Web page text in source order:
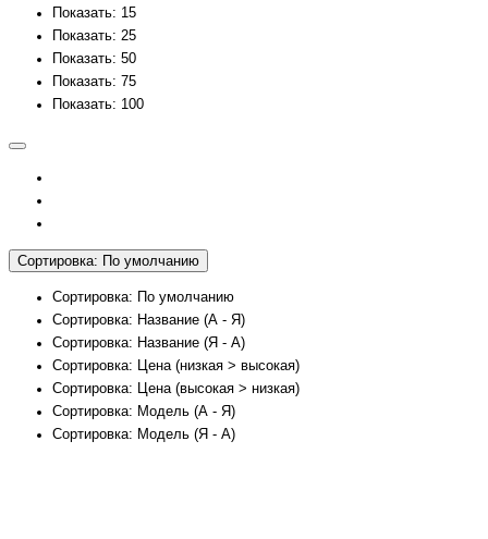
Показать: 15
Показать: 25
Показать: 50
Показать: 75
Показать: 100
Сортировка: По умолчанию
Сортировка: По умолчанию
Сортировка: Название (А - Я)
Сортировка: Название (Я - А)
Сортировка: Цена (низкая > высокая)
Сортировка: Цена (высокая > низкая)
Сортировка: Модель (А - Я)
Сортировка: Модель (Я - А)